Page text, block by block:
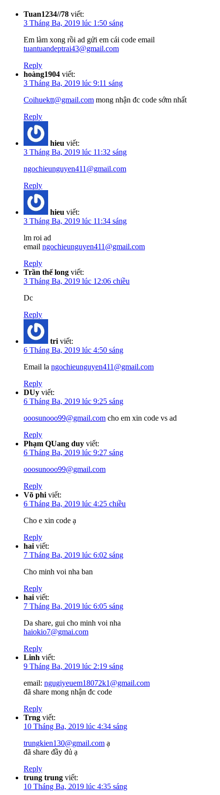
Tuan1234//78 viết:
3 Tháng Ba, 2019 lúc 1:50 sáng
Em làm xong rồi ad gửi em cái code email
tuantuandeptrai43@gmail.com
Reply
hoàng1904 viết:
3 Tháng Ba, 2019 lúc 9:11 sáng
Coihuektt@gmail.com mong nhận đc code sớm nhất
Reply
hieu viết:
3 Tháng Ba, 2019 lúc 11:32 sáng
ngochieunguyen411@gmail.com
Reply
hieu viết:
3 Tháng Ba, 2019 lúc 11:34 sáng
lm roi ad
email ngochieunguyen411@gmail.com
Reply
Trần thế long viết:
3 Tháng Ba, 2019 lúc 12:06 chiều
Dc
Reply
tri viết:
6 Tháng Ba, 2019 lúc 4:50 sáng
Email la ngochieunguyen411@gmail.com
Reply
DUy viết:
6 Tháng Ba, 2019 lúc 9:25 sáng
ooosunooo99@gmail.com cho em xin code vs ad
Reply
Phạm QUang duy viết:
6 Tháng Ba, 2019 lúc 9:27 sáng
ooosunooo99@gmail.com
Reply
Võ phi viết:
6 Tháng Ba, 2019 lúc 4:25 chiều
Cho e xin code ạ
Reply
hai viết:
7 Tháng Ba, 2019 lúc 6:02 sáng
Cho minh voi nha ban
Reply
hai viết:
7 Tháng Ba, 2019 lúc 6:05 sáng
Da share, gui cho minh voi nha
haiokio7@gmai.com
Reply
Linh viết:
9 Tháng Ba, 2019 lúc 2:19 sáng
email: ngugiyeuem18072k1@gmail.com
đã share mong nhận đc code
Reply
Trng viết:
10 Tháng Ba, 2019 lúc 4:34 sáng
trungkien130@gmail.com ạ
đã share đầy đủ ạ
Reply
trung trung viết:
10 Tháng Ba, 2019 lúc 4:35 sáng